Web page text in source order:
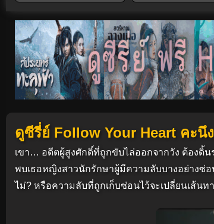
ดูซีรี่ย์ Follow Your Heart คะนึ
เขา… อดีตผู้สูงศักดิ์ที่ถูกขับไล่ออกจากวัง ต้องดิ้
พบเธอหญิงสาวนักรักษาผู้มีความลับบางอย่างซ่อ
ไม่? หรือความลับที่ถูกเก็บซ่อนไว้จะเปลี่ยนเส้นท